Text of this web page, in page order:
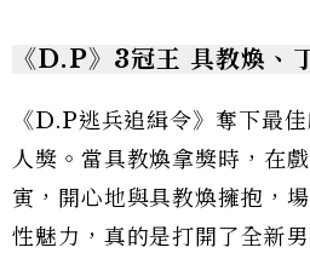
《D.P》3冠王 具教煥、
《D.P逃兵追緝令》奪下最
人獎。當具教煥拿獎時，在
寅，開心地與具教煥擁抱，
性魅力，真的是打開了全新